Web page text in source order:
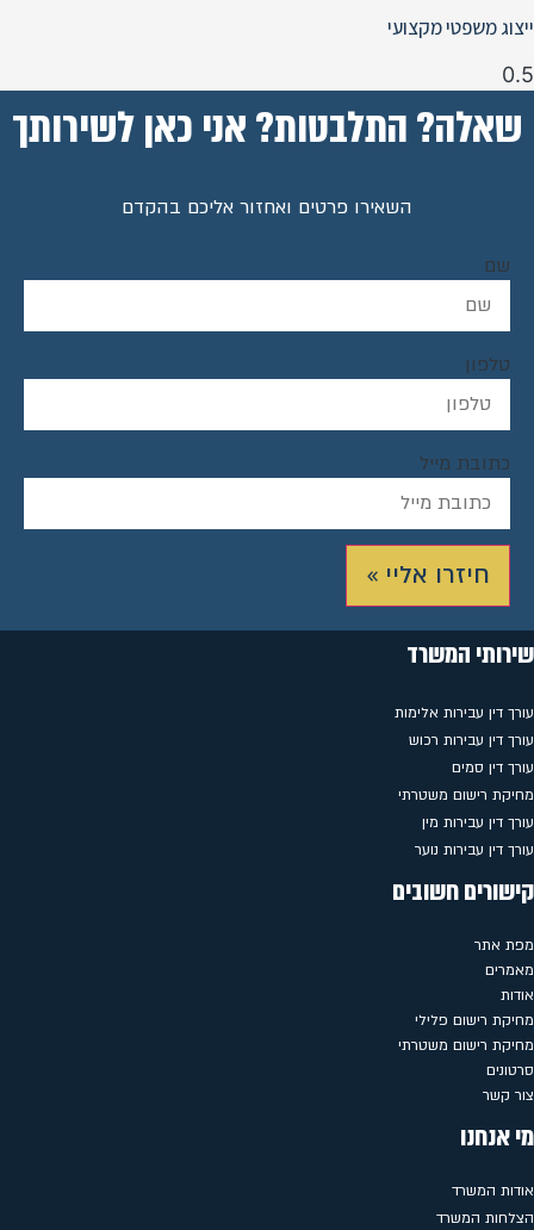
ייצוג משפטי מקצועי
שאלה? התלבטות? אני כאן לשירותך
השאירו פרטים ואחזור אליכם בהקדם
שם
טלפון
כתובת מייל
חיזרו אליי »
שירותי המשרד
עורך דין עבירות אלימות
עורך דין עבירות רכוש
עורך דין סמים
מחיקת רישום משטרתי
עורך דין עבירות מין
עורך דין עבירות נוער
קישורים חשובים
מפת אתר
מאמרים
אודות
מחיקת רישום פלילי
מחיקת רישום משטרתי
סרטונים
צור קשר
מי אנחנו
אודות המשרד
הצלחות המשרד